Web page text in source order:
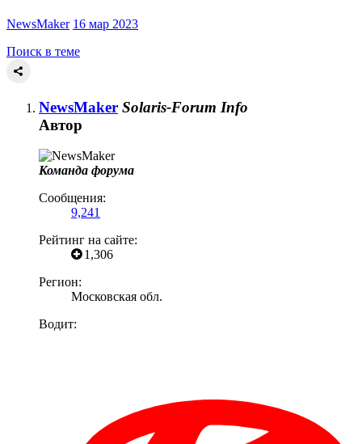
NewsMaker 16 мар 2023
Поиск в теме
NewsMaker Solaris-Forum Info
Автор
Команда форума
Сообщения:
9,241
Рейтинг на сайте:
1,306
Регион:
Московская обл.
Водит: